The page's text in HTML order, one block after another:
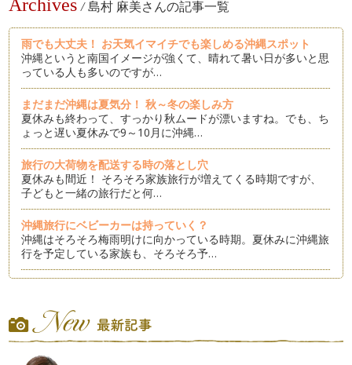
Archives / 島村 麻美さんの記事一覧
雨でも大丈夫！ お天気イマイチでも楽しめる沖縄スポット
沖縄というと南国イメージが強くて、晴れて暑い日が多いと思
っている人も多いのですが…
まだまだ沖縄は夏気分！ 秋～冬の楽しみ方
夏休みも終わって、すっかり秋ムードが漂いますね。でも、ち
ょっと遅い夏休みで9～10月に沖縄…
旅行の大荷物を配送する時の落とし穴
夏休みも間近！ そろそろ家族旅行が増えてくる時期ですが、
子どもと一緒の旅行だと何…
沖縄旅行にベビーカーは持っていく？
沖縄はそろそろ梅雨明けに向かっている時期。夏休みに沖縄旅
行を予定している家族も、そろそろ予…
沖縄に行ったらはずせないのがエメラルドグリーンが美しく、
砂浜も真っ白サラサラなビーチでの海…
沖縄旅行するならハイシーズン以外がおすすめってナゼ？